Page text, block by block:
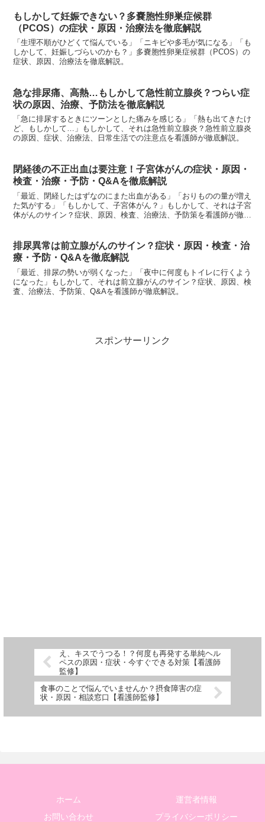
もしかして妊娠できない？多嚢胞性卵巣症候群
（PCOS）の症状・原因・治療法を徹底解説
「生理不順がひどくて悩んでいる」「ニキビや多毛が気になる」「も
しかして、妊娠しづらいのかも？」多嚢胞性卵巣症候群（PCOS）の
症状、原因、治療法を徹底解説。
急な排尿痛、高熱…もしかして急性前立腺炎？つらい症
状の原因、治療、予防法を徹底解説
「急に排尿するときにツーンとした痛みを感じる」「熱も出てきたけ
ど、もしかして…」もしかして、それは急性前立腺炎？急性前立腺炎
の原因、症状、治療法、日常生活での注意点を看護師が徹底解説。
閉経後の不正出血は要注意！子宮体がんの症状・原因・
検査・治療・予防・Q&Aを徹底解説
「最近、閉経したはずなのにまた出血がある」「おりものの量が増え
た気がする」「もしかして、子宮体がん？」もしかして、それは子宮
体がんのサイン？症状、原因、検査、治療法、予防策を看護師が徹底
排尿異常は前立腺がんのサイン？症状・原因・検査・治
療・予防・Q&Aを徹底解説
「最近、排尿の勢いが弱くなった」「夜中に何度もトイレに行くよう
になった」もしかして、それは前立腺がんのサイン？症状、原因、検
査、治療法、予防策、Q&Aを看護師が徹底解説。
スポンサーリンク
え、キスでうつる！？何度も再発する単純ヘル
ペスの原因・症状・今すぐできる対策【看護師
監修】
食事のことで悩んでいませんか？摂食障害の症
状・原因・相談窓口【看護師監修】
ホーム
運営者情報
お問い合わせ
プライバシーポリシー